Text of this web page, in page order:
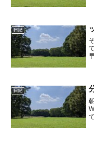
日紀
日紀